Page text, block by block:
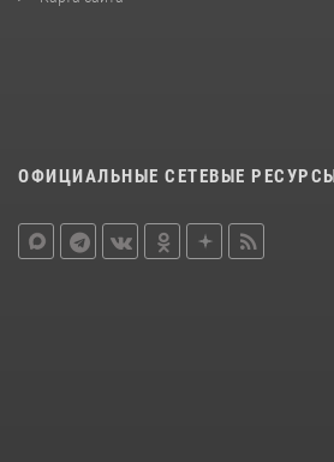
ОФИЦИАЛЬНЫЕ СЕТЕВЫЕ РЕСУРСЫ